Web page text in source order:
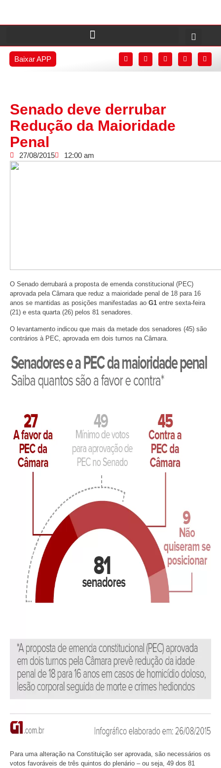
Baixar APP
Senado deve derrubar
Redução da Maioridade
Penal
27/08/2015 12:00 am
O Senado derrubará a proposta de emenda constitucional (PEC)
aprovada pela Câmara que reduz a maioridade penal de 18 para 16
anos se mantidas as posições manifestadas ao G1 entre sexta-feira
(21) e esta quarta (26) pelos 81 senadores.
O levantamento indicou que mais da metade dos senadores (45) são
contrários à PEC, aprovada em dois turnos na Câmara.
Para uma alteração na Constituição ser aprovada, são necessários os
votos favoráveis de três quintos do plenário – ou seja, 49 dos 81